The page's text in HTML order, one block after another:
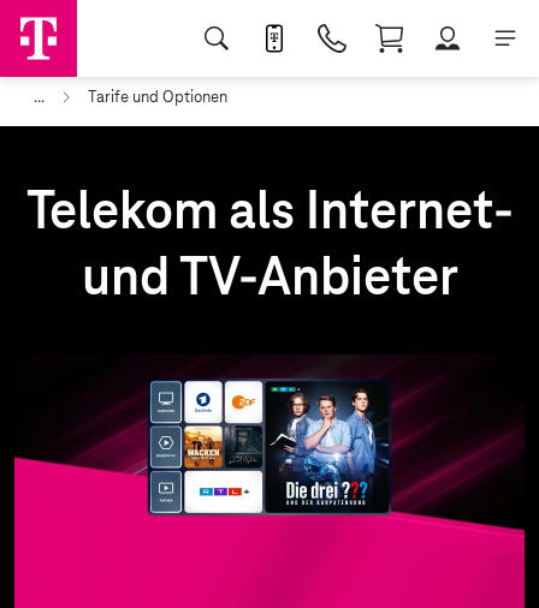
... Tarife und Optionen
Telekom als Internet-
und TV-Anbieter